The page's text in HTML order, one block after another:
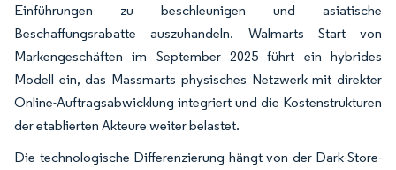
Einführungen zu beschleunigen und asiatische
Beschaffungsrabatte auszuhandeln. Walmarts Start von
Markengeschäften im September 2025 führt ein hybrides
Modell ein, das Massmarts physisches Netzwerk mit direkter
Online-Auftragsabwicklung integriert und die Kostenstrukturen
der etablierten Akteure weiter belastet.
Die technologische Differenzierung hängt von der Dark-Store-